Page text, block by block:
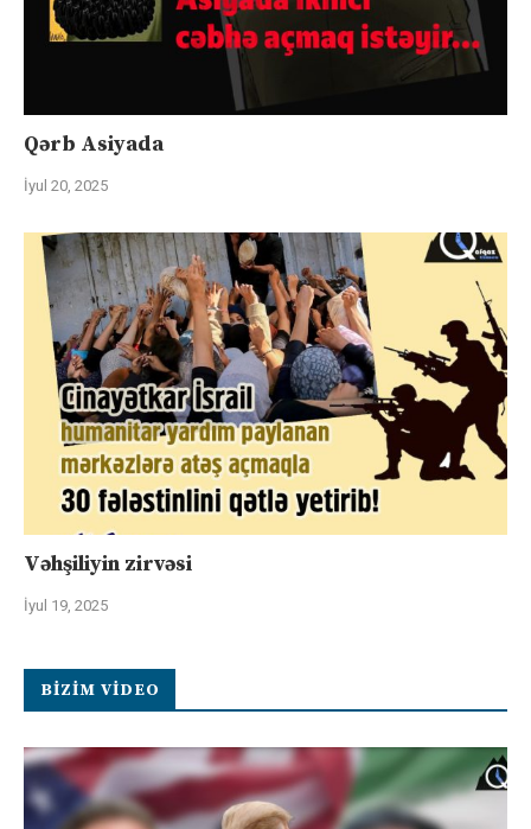
Qərb Asiyada
İyul 20, 2025
Vəhşiliyin zirvəsi
İyul 19, 2025
BIZIM VIDEO